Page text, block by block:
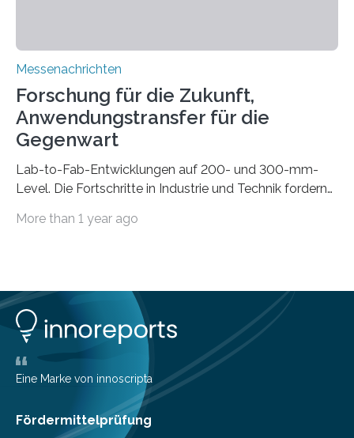
Messenachrichten
Forschung für die Zukunft,
Anwendungstransfer für die
Gegenwart
Lab-to-Fab-Entwicklungen auf 200- und 300-mm-
Level. Die Fortschritte in Industrie und Technik fordern
Mikrochips, sowohl aus technischer, wirtschaftlicher, als
dabei als starker Partner der Industrie etabliert. Das
Serviceangebot umfasst alle Schritte »from lab to fab«
– von der Beratung über die Prozessentwicklung bis hin
zur Pilotfertigung. 300-mm-Prozessanlagen am CNT.
(c) Sebastian Lassak / Fraunhofer IPMS…
More than 1 year ago
Eine Marke von innoscripta
Fördermittelprüfung